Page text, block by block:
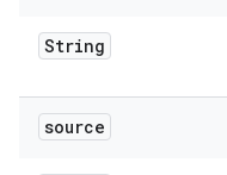
String
source